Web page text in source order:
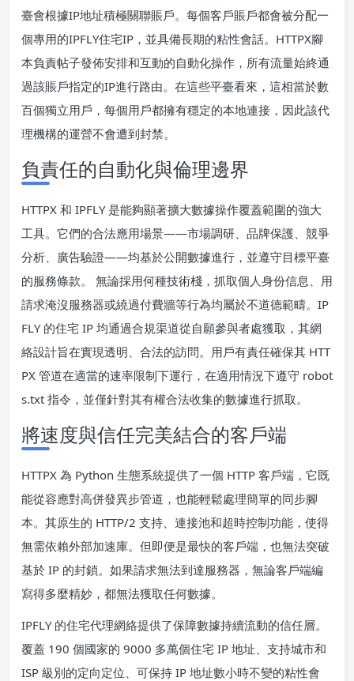
臺會根據IP地址積極關聯賬戶。每個客戶賬戶都會被分配一
個專用的IPFLY住宅IP，並具備長期的粘性會話。HTTPX腳
本負責帖子發佈安排和互動的自動化操作，所有流量始終通
過該賬戶指定的IP進行路由。在這些平臺看來，這相當於數
百個獨立用戶，每個用戶都擁有穩定的本地連接，因此該代
理機構的運營不會遭到封禁。
負責任的自動化與倫理邊界
HTTPX 和 IPFLY 是能夠顯著擴大數據操作覆蓋範圍的強大
工具。它們的合法應用場景——市場調研、品牌保護、競爭
分析、廣告驗證——均基於公開數據進行，並遵守目標平臺
的服務條款。 無論採用何種技術棧，抓取個人身份信息、用
請求淹沒服務器或繞過付費牆等行為均屬於不道德範疇。IP
FLY 的住宅 IP 均通過合規渠道從自願參與者處獲取，其網
絡設計旨在實現透明、合法的訪問。用戶有責任確保其 HTT
PX 管道在適當的速率限制下運行，在適用情況下遵守 robot
s.txt 指令，並僅針對其有權合法收集的數據進行抓取。
將速度與信任完美結合的客戶端
HTTPX 為 Python 生態系統提供了一個 HTTP 客戶端，它既
能從容應對高併發異步管道，也能輕鬆處理簡單的同步腳
本。其原生的 HTTP/2 支持、連接池和超時控制功能，使得
無需依賴外部加速庫。但即便是最快的客戶端，也無法突破
基於 IP 的封鎖。如果請求無法到達服務器，無論客戶端編
寫得多麼精妙，都無法獲取任何數據。
IPFLY 的住宅代理網絡提供了保障數據持續流動的信任層。
覆蓋 190 個國家的 9000 多萬個住宅 IP 地址、支持城市和
ISP 級別的定向定位、可保持 IP 地址數小時不變的粘性會